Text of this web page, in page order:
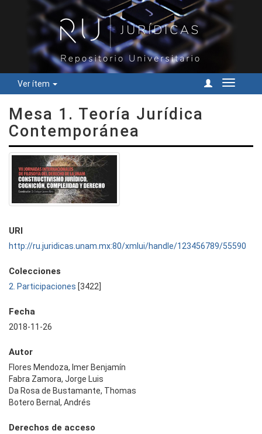
Ver ítem
Cambiar
Mesa 1. Teoría Jurídica
Contemporánea
URI
http://ru.juridicas.unam.mx:80/xmlui/handle/123456789/55590
Colecciones
2. Participaciones [3422]
Fecha
2018-11-26
Autor
Flores Mendoza, Imer Benjamín
Fabra Zamora, Jorge Luis
Da Rosa de Bustamante, Thomas
Botero Bernal, Andrés
Derechos de acceso